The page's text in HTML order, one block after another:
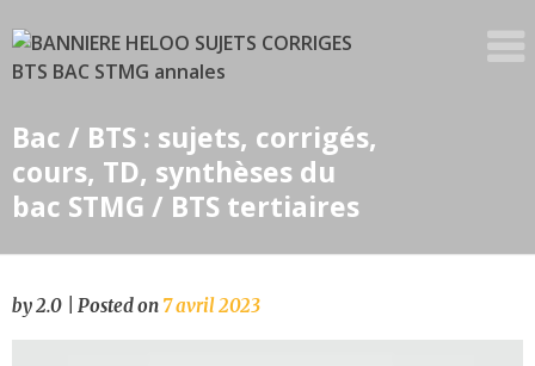
to
content
Bac / BTS : sujets, corrigés,
cours, TD, synthèses du
bac STMG / BTS tertiaires
by2.0 Posted on 7 avril 2023